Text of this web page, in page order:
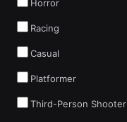
Horror
Racing
Casual
Platformer
Third-Person Shooter